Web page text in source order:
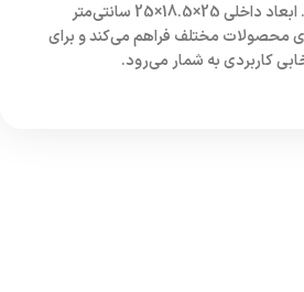
داخلی25×18.5×25 سانتی‌متر
محصولات مختلف فراهم می‌کند و برای
کاربردی به شمار می‌رود.